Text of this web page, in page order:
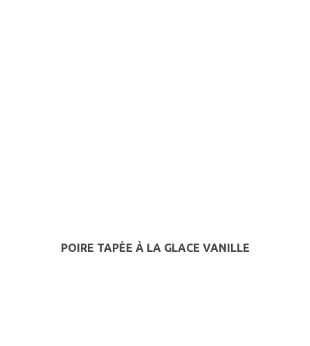
POIRE TAPÉE À LA GLACE VANILLE